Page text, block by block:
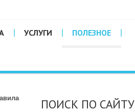
УСЛУГИ ПОЛЕЗНОЕ
ПОИСК ПО САЙТУ